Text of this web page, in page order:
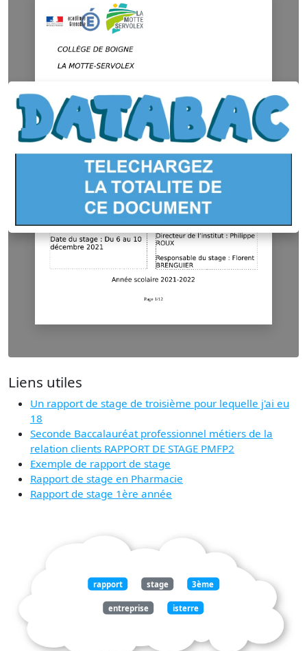
Liens utiles
Un rapport de stage de troisième pour lequelle j'ai eu
18
Seconde Baccalauréat professionnel métiers de la
relation clients RAPPORT DE STAGE PMFP2
Exemple de rapport de stage
Rapport de stage en Pharmacie
Rapport de stage 1ère année
rapport stage 3ème
entreprise isterre